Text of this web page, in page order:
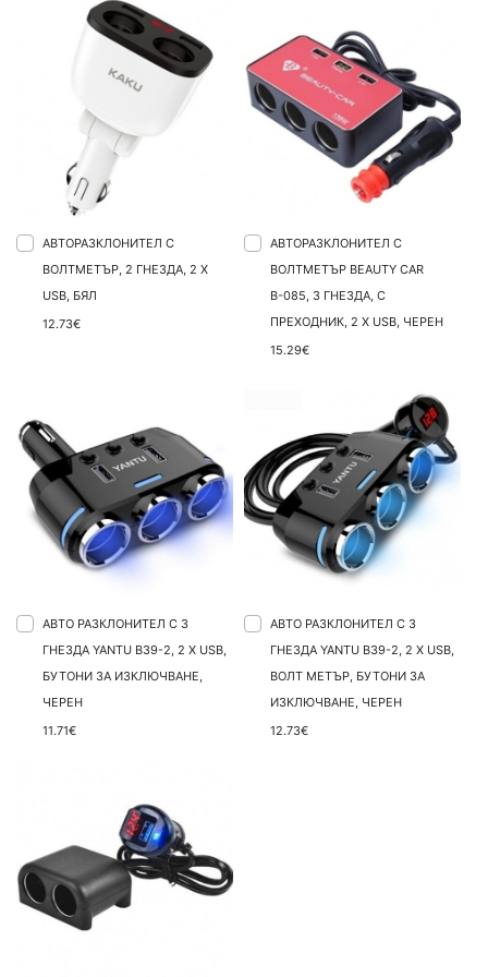
АВТОРАЗКЛОНИТЕЛ С
ВОЛТМЕТЪР, 2 ГНЕЗДА, 2 X
USB, БЯЛ
12.73€
АВТОРАЗКЛОНИТЕЛ С
ВОЛТМЕТЪР BEAUTY CAR
В-085, 3 ГНЕЗДА, С
ПРЕХОДНИК, 2 X USB, ЧЕРЕН
15.29€
АВТО РАЗКЛОНИТЕЛ С 3
ГНЕЗДА YANTU B39-2, 2 X USB,
БУТОНИ ЗА ИЗКЛЮЧВАНЕ,
ЧЕРЕН
11.71€
АВТО РАЗКЛОНИТЕЛ С 3
ГНЕЗДА YANTU B39-2, 2 X USB,
ВОЛТ МЕТЪР, БУТОНИ ЗА
ИЗКЛЮЧВАНЕ, ЧЕРЕН
12.73€